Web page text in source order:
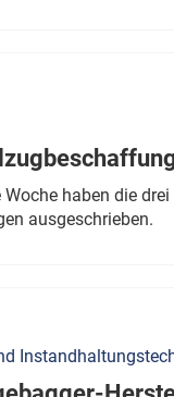
Woche haben die
ausgeschrieben.